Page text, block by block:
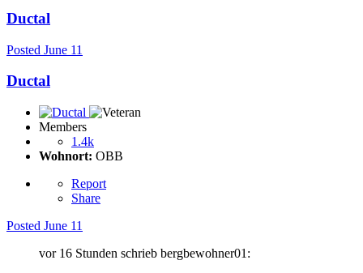
Ductal
Posted June 11
Ductal
Members
1.4k
Wohnort: OBB
Report
Share
Posted June 11
vor 16 Stunden schrieb bergbewohner01: